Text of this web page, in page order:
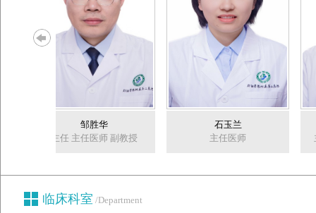
邹胜华
主任 主任医师 副教授
石玉兰
主任医师
临床科室 /Department